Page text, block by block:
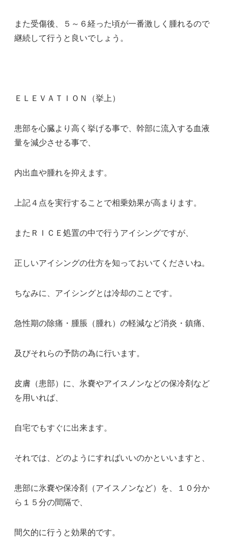
また受傷後、５～６経った頃が一番激しく腫れるので
継続して行うと良いでしょう。
ＥＬＥＶＡＴＩＯＮ（挙上）
患部を心臓より高く挙げる事で、幹部に流入する血液
量を減少させる事で、
内出血や腫れを抑えます。
上記４点を実行することで相乗効果が高まります。
またＲＩＣＥ処置の中で行うアイシングですが、
正しいアイシングの仕方を知っておいてくださいね。
ちなみに、アイシングとは冷却のことです。
急性期の除痛・腫脹（腫れ）の軽減など消炎・鎮痛、
及びそれらの予防の為に行います。
皮膚（患部）に、氷嚢やアイスノンなどの保冷剤など
を用いれば、
自宅でもすぐに出来ます。
それでは、どのようにすればいいのかといいますと、
患部に氷嚢や保冷剤（アイスノンなど）を、１０分か
ら１５分の間隔で、
間欠的に行うと効果的です。